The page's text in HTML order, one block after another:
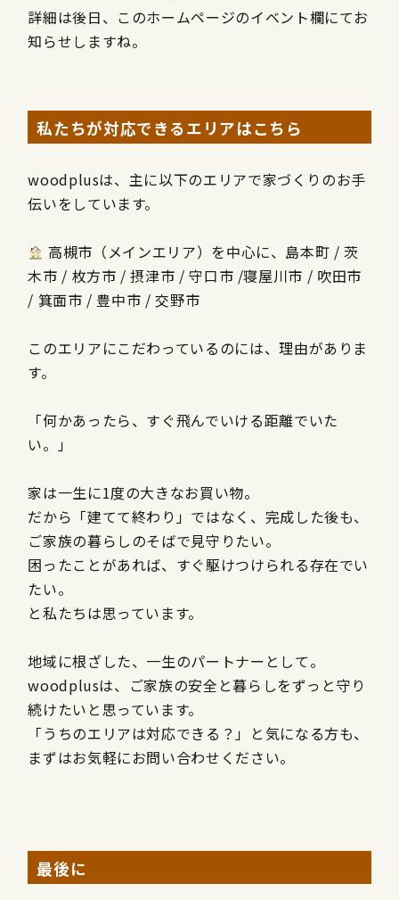
詳細は後日、このホームページのイベント欄にてお
知らせしますね。
私たちが対応できるエリアはこちら
woodplusは、主に以下のエリアで家づくりのお手
伝いをしています。
高槻市（メインエリア）を中心に、島本町 / 茨
木市 / 枚方市 / 摂津市 / 守口市 /寝屋川市 / 吹田市
/ 箕面市 / 豊中市 / 交野市
このエリアにこだわっているのには、理由がありま
す。
「何かあったら、すぐ飛んでいける距離でいた
い。」
家は一生に1度の大きなお買い物。
だから「建てて終わり」ではなく、完成した後も、
ご家族の暮らしのそばで見守りたい。
困ったことがあれば、すぐ駆けつけられる存在でい
たい。
と私たちは思っています。
地域に根ざした、一生のパートナーとして。
woodplusは、ご家族の安全と暮らしをずっと守り
続けたいと思っています。
「うちのエリアは対応できる？」と気になる方も、
まずはお気軽にお問い合わせください。
最後に